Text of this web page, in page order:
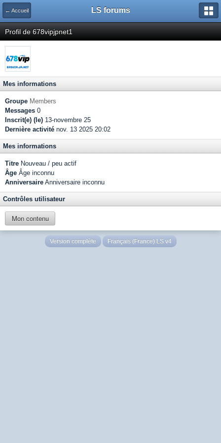
← Accueil LS forums
Profil de 678vipjpnet1
Mes informations
Groupe Members
Messages 0
Inscrit(e) (le) 13-novembre 25
Dernière activité nov. 13 2025 20:02
Mes informations
Titre Nouveau / peu actif
Âge Âge inconnu
Anniversaire Anniversaire inconnu
Contrôles utilisateur
Mon contenu
Version complète Français (France) LS v4